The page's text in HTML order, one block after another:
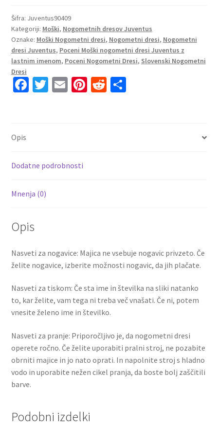
Juventus
Domači
Kratek
Rokav
2023-
24
Dusan
Šifra: Juventus90409
Kategoriji: Moški, Nogometnih dresov Juventus
Oznake: Moški Nogometni dresi, Nogometni dresi, Nogometni
dresi Juventus, Poceni Moški nogometni dresi Juventus z
lastnim imenom, Poceni Nogometni Dresi, Slovenski Nogometni
Dresi
Fa
k
T E Pi R S
Opis
Dodatne podrobnosti
Mnenja (0)
Opis
Nasveti za nogavice: Majica ne vsebuje nogavic privzeto. Če
želite nogavice, izberite možnosti nogavic, da jih plačate.
Nasveti za tiskom: Če sta ime in številka na sliki natanko
to, kar želite, vam tega ni treba več vnašati. Če ni, potem
vnesite želeno ime in številko.
Nasveti za pranje: Priporočljivo je, da nogometni dresi
operete ročno. Če želite uporabiti pralni stroj, ne pozabite
obrniti majice in jo nato oprati. In napolnite stroj s hladno
vodo in uporabite nežen cikel pranja, da boste bolj zaščitili
barve.
Podobni izdelki